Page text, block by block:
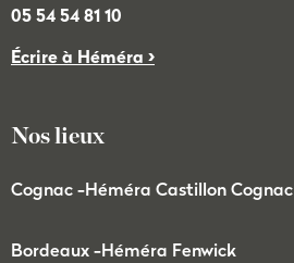
05 54 54 81 10
Écrire à Héméra >
Nos lieux
Cognac -Héméra Castillon Cognac
Bordeaux -Héméra Fenwick